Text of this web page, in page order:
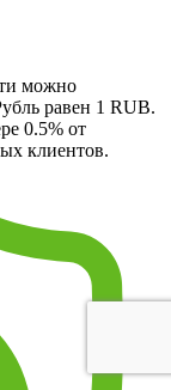
можно
равен 1 RUB.
0.5% от
клиентов.